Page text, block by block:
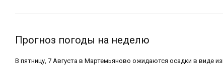
Прогноз погоды на неделю
В пятницу, 7 Августа в Мартемьяново ожидаются осадки в виде